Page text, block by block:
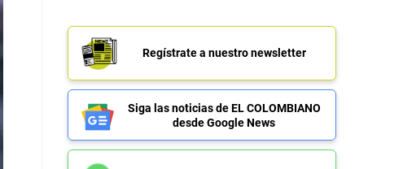
Regístrate a nuestro newsletter
Siga las noticias de EL COLOMBIANO
desde Google News